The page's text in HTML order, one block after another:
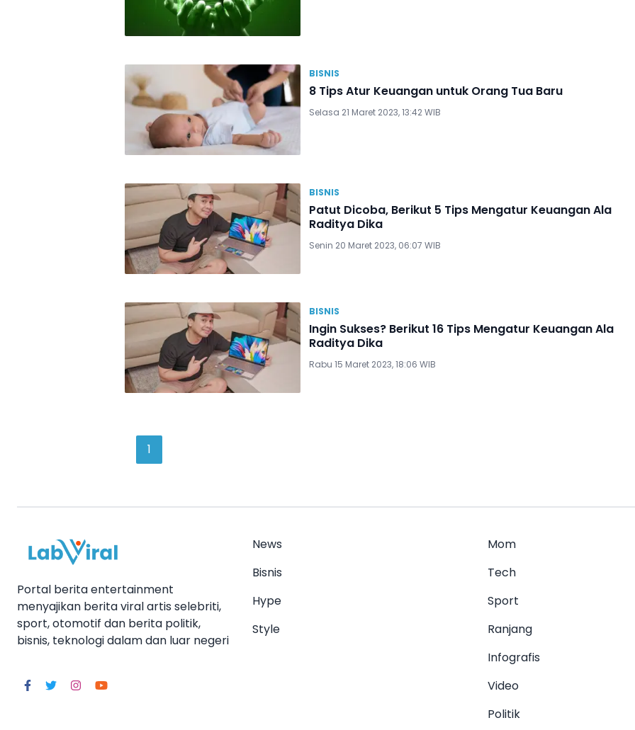
BISNIS
8 Tips Atur Keuangan untuk Orang Tua Baru
Selasa 21 Maret 2023, 13:42 WIB
BISNIS
Patut Dicoba, Berikut 5 Tips Mengatur Keuangan Ala
Raditya Dika
Senin 20 Maret 2023, 06:07 WIB
BISNIS
Ingin Sukses? Berikut 16 Tips Mengatur Keuangan Ala
Raditya Dika
Rabu 15 Maret 2023, 18:06 WIB
1
Portal berita entertainment
menyajikan berita viral artis selebriti,
sport, otomotif dan berita politik,
bisnis, teknologi dalam dan luar negeri
News
Bisnis
Hype
Style
Mom
Tech
Sport
Ranjang
Infografis
Video
Politik